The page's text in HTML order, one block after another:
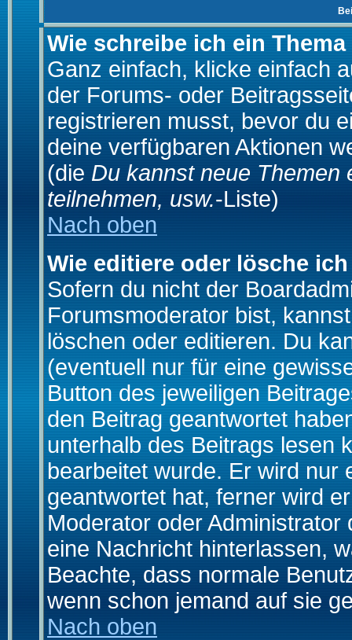
Wie schreibe ich ein
Ganz einfach, klicke einfach
der Forums- oder
registrieren musst, bevor du
deine verfügbaren Aktionen
(die Du kannst neue Themen
teilnehmen, usw.-Liste)
Nach oben
Wie editiere oder lösche
Sofern du nicht der
Forumsmoderator bist,
löschen oder editieren. Du
(eventuell nur für eine
Button des jeweiligen
den Beitrag geantwortet
unterhalb des Beitrags lesen
bearbeitet wurde. Er wird nur
geantwortet hat, ferner wird
Moderator oder
eine Nachricht hinterlassen,
Beachte, dass normale
wenn schon jemand auf sie
Nach oben